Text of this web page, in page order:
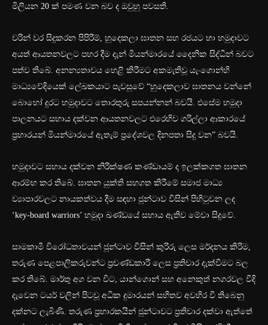
මිලියන 20 ක් පමණ වන බව ද ඔවුහු පවසති.
වරින් වර සිදුකරන පිපිරීම්, හුදෙකලා ඝාතන සහ රජයට හා හමුදාවට
අයත් ආයතනවලට පහර දීම දැන් මියන්මාරයේ දෛනික සිද්ධීන් බවට
පත්ව තිබේ. අනන්‍යතාවය හෙළි කිරීමට අකමැතිවූ යැංගොන්හි
මාධ්‍යවේදියෙක් ලේඛකයාට පැවසුවේ “හුදෙකලාව ඝාතනය වන්නේ
බොහෝ දුරට හමුදාවට තොරතුරු සපයන්නන් බවයි. එසේම හමුදා
පාලනයට සහාය දක්වන ආයතනවලට එරෙහිව ගරිල්ලා ආකාරයේ
ප්‍රහාරයන් මියන්මාරයේ ඇතැම් ප්‍රදේශවල දිනපතා සිදු වන” බවයි.
හමුදාවට සහාය දක්වන නිරීක්ෂණ කණ්ඩායම් ද ඉලක්කගත ඝාතන
ආරම්භ කර තිබේ. ඝාතන යුක්ති සහගත කිරීමේ සමාජ මාධ්‍ය
ව්‍යාපාරවලට නායකත්වය දීම සඳහා ජුන්ටාව විසින් පිහිටුවන ලද
‘key-board warriors’ හමුදා ඛණ්ඩයේ සහාය ඇතිව මේවා සිදුවේ.
සාමකාමී විරෝධතාවයන් ජුන්ටාව විසින් කුරිරු ලෙස මර්දනය කිරිම,
තරුණ පෙළපාලිකරුවන්ට ප්‍රචණ්ඩකාරී ලෙස ප්‍රතිචාර දැක්වීමට බල
කර තිබේ. මාර්තු අග වන විට, යාන්ගොන් සහ අනෙකුත් නගරවල වීදි
දැවෙන ටයර් වලින් පිටවූ අධික දුමාරයන් සහිතව අවහිර වී තිබෙනු
දක්නට ලැබිණි. තරුණ ප්‍රහාරකයින් ජුන්ටාවට ප්‍රතිචාර දක්වා ඇත්තේ